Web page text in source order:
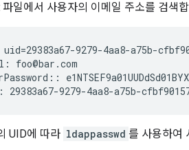
일에서 사용자의 이메일 주소를 검색
9279-4aa8-a75b-
foo@bar.com
29383a67-9279-4aa8-a75b-
UID에 따라 ldappasswd 를 사용하여